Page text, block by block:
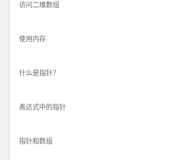
访问二维数组
使用内存
什么是指针？
表达式中的指针
指针和数组